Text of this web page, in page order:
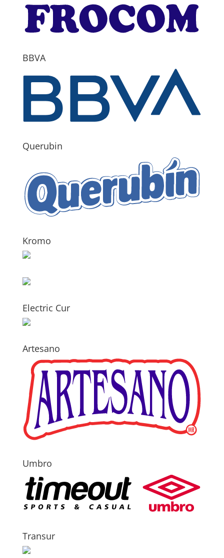
BBVA
Querubin
Kromo
Electric Cur
Artesano
Umbro
Transur